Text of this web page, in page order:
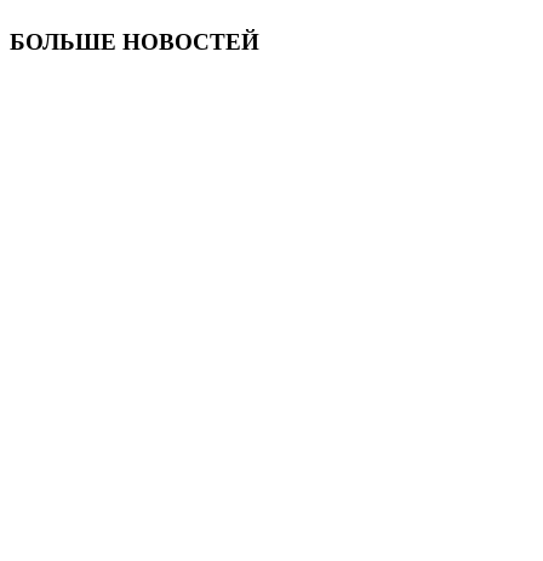
БОЛЬШЕ НОВОСТЕЙ